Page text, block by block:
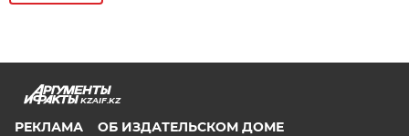
KZAIF.KZ
РЕКЛАМА
ОБ ИЗДАТЕЛЬСКОМ ДОМЕ